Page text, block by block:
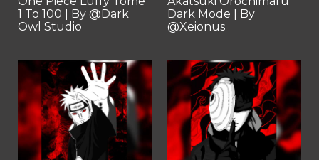
sur
page
du
produit
sur
page
du
produit
a
variations.
Les
options
1 To 100 | By @Dark
Owl Studio
a
variations.
Les
options
Dark Mode | By
@Xeionus